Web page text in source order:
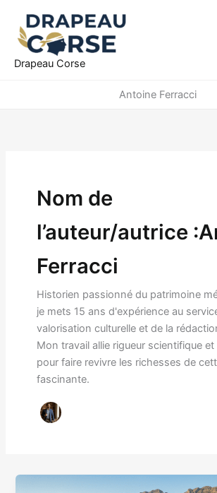
contenu
Drapeau Corse
Antoine Ferracci
Nom de
l’auteur/autrice
Ferracci
Historien passionné du patrimoine
je mets 15 ans d'expérience au
valorisation culturelle et de la
Mon travail allie rigueur scientifique
pour faire revivre les richesses de
fascinante.